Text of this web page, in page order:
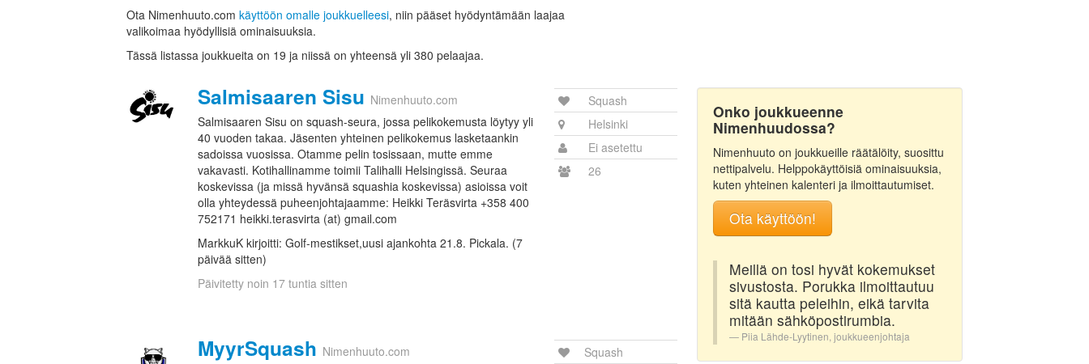
Ota Nimenhuuto.com käyttöön omalle joukkuelleesi, niin pääset hyödyntämään laajaa
valikoimaa hyödyllisiä ominaisuuksia.
Tässä listassa joukkueita on 19 ja niissä on yhteensä yli 380 pelaajaa.
Salmisaaren Sisu Nimenhuuto.com
Salmisaaren Sisu on squash-seura, jossa pelikokemusta löytyy yli
40 vuoden takaa. Jäsenten yhteinen pelikokemus lasketaankin
sadoissa vuosissa. Otamme pelin tosissaan, mutte emme
vakavasti. Kotihallinamme toimii Talihalli Helsingissä. Seuraa
koskevissa (ja missä hyvänsä squashia koskevissa) asioissa voit
olla yhteydessä puheenjohtajaamme: Heikki Teräsvirta +358 400
752171 heikki.terasvirta (at) gmail.com
MarkkuK kirjoitti: Golf-mestikset,uusi ajankohta 21.8. Pickala. (7
päivää sitten)
Päivitetty noin 17 tuntia sitten
Squash
Helsinki
Ei asetettu
26
MyyrSquash Nimenhuuto.com
Squash
Onko joukkueenne
Nimenhuudossa?
Nimenhuuto on joukkueille räätälöity, suosittu
nettipalvelu. Helppokäyttöisiä ominaisuuksia,
kuten yhteinen kalenteri ja ilmoittautumiset.
Ota käyttöön!
Meillä on tosi hyvät kokemukset
sivustosta. Porukka ilmoittautuu
sitä kautta peleihin, eikä tarvita
mitään sähköpostirumbia.
Piia Lähde-Lyytinen, joukkueenjohtaja